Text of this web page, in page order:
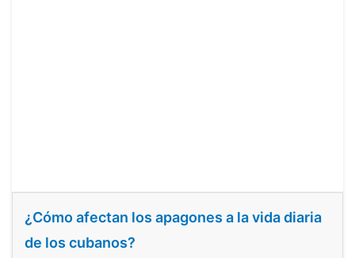
¿Cómo afectan los apagones a la vida diaria
de los cubanos?